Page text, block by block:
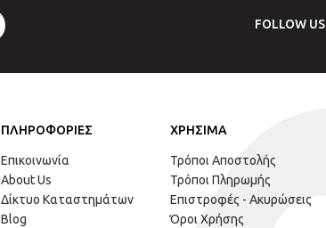
FOLLOW US
ΠΛΗΡΟΦΟΡΙΕΣ
Επικοινωνία
About Us
Δίκτυο Καταστημάτων
Blog
ΧΡΗΣΙΜΑ
Τρόποι Αποστολής
Τρόποι Πληρωμής
Επιστροφές - Ακυρώσεις
Όροι Χρήσης